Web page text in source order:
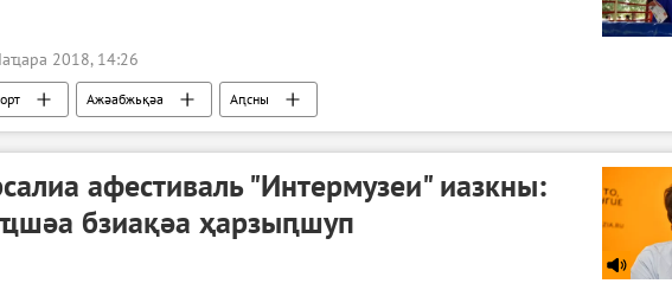
2018, 14:26
Ажәабжьқәа Аԥсны
афестиваль "Интермузеи" иазкны:
бзиақәа ҳарзыԥшуп